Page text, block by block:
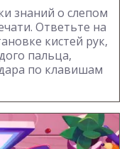
знаний о слепом
Ответьте на
кистей рук,
пальца,
по клавишам